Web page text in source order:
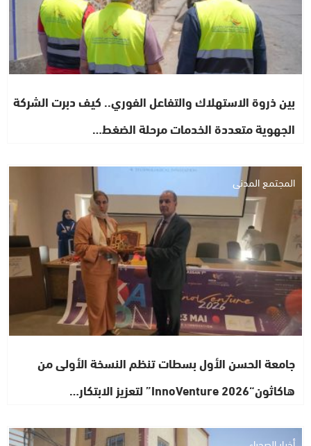
بين ذروة الاستهلاك والتفاعل الفوري.. كيف دبرت الشركة
الجهوية متعددة الخدمات مرحلة الضغط…
المجتمع المدني
جامعة الحسن الأول بسطات تنظم النسخة الأولى من
هاكاثون“InnoVenture 2026” لتعزيز الابتكار…